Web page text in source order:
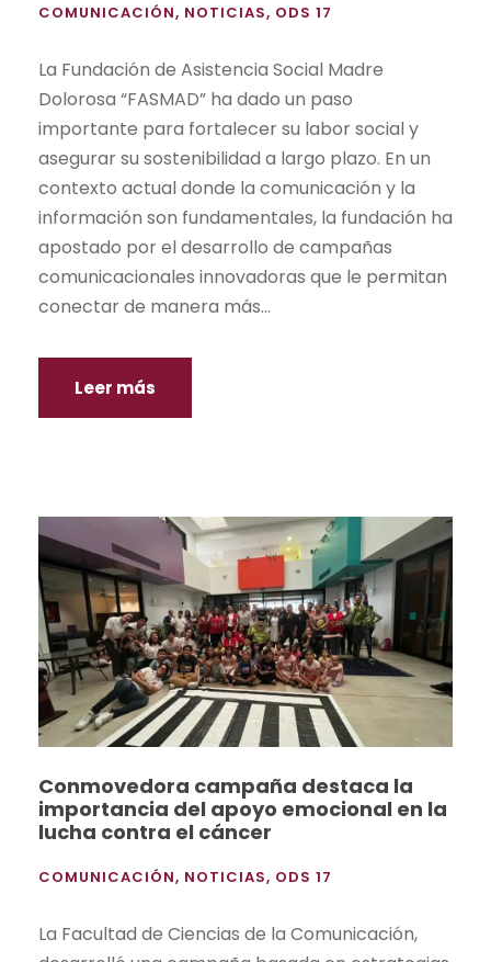
COMUNICACIÓN, NOTICIAS, ODS 17
La Fundación de Asistencia Social Madre
Dolorosa “FASMAD” ha dado un paso
importante para fortalecer su labor social y
asegurar su sostenibilidad a largo plazo. En un
contexto actual donde la comunicación y la
información son fundamentales, la fundación ha
apostado por el desarrollo de campañas
comunicacionales innovadoras que le permitan
conectar de manera más...
Leer más
Conmovedora campaña destaca la
importancia del apoyo emocional en la
lucha contra el cáncer
COMUNICACIÓN, NOTICIAS, ODS 17
La Facultad de Ciencias de la Comunicación,